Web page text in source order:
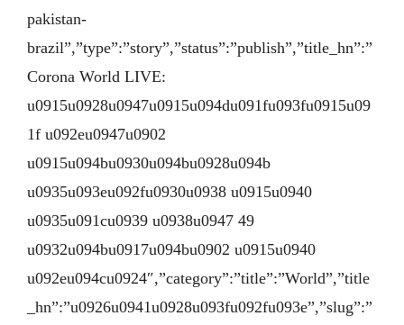
pakistan-
brazil”,”type”:”story”,”status”:”publish”,”title_hn”:”
Corona World LIVE:
u0915u0928u0947u0915u094du091fu093fu0915u09
1f u092eu0947u0902
u0915u094bu0930u094bu0928u094b
u0935u093eu092fu0930u0938 u0915u0940
u0935u091cu0939 u0938u0947 49
u0932u094bu0917u094bu0902 u0915u0940
u092eu094cu0924″,”category”:”title”:”World”,”title
_hn”:”u0926u0941u0928u093fu092fu093e”,”slug”:”